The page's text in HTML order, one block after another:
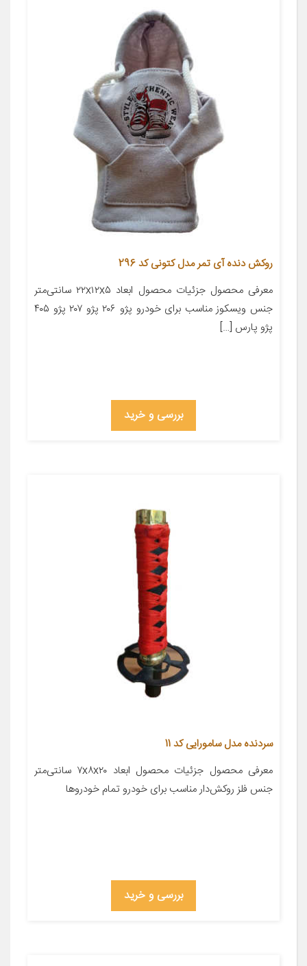
روکش دنده آی تمر مدل کتونی کد 296
معرفی محصول جزئیات محصول ابعاد ۲۲x۱۲x۵ سانتی‌متر
جنس ویسکوز مناسب برای خودرو پژو ۲۰۶ پژو ۲۰۷ پژو ۴۰۵
پژو پارس […]
بررسی و خرید
سردنده مدل سامورایی کد 11
معرفی محصول جزئیات محصول ابعاد ۷x۸x۲۰ سانتی‌متر
جنس فلز روکش‌دار مناسب برای خودرو تمام خودروها
بررسی و خرید